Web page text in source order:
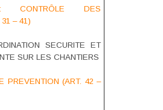
DES
– 41)
SECURITE ET
SUR LES CHANTIERS
PREVENTION (ART. 42 –